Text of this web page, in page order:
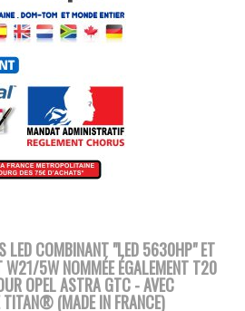
LED COMBINANT "LED 5630HP" ET
5W NOMMÉE ÉGALEMENT T20
OPEL ASTRA GTC - AVEC
TITAN® (MADE IN FRANCE)